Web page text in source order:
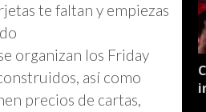
te faltan y empiezas
organizan los Friday
así como
precios de cartas,